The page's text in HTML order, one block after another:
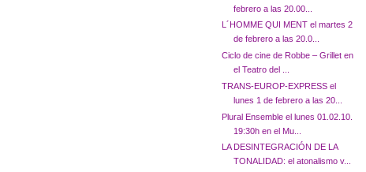
febrero a las 20.00...
L´HOMME QUI MENT el martes 2
de febrero a las 20.0...
Ciclo de cine de Robbe – Grillet en
el Teatro del ...
TRANS-EUROP-EXPRESS el
lunes 1 de febrero a las 20...
Plural Ensemble el lunes 01.02.10.
19:30h en el Mu...
LA DESINTEGRACIÓN DE LA
TONALIDAD: el atonalismo v...